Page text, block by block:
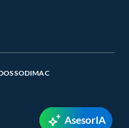
SODIMAC
AsesorIA